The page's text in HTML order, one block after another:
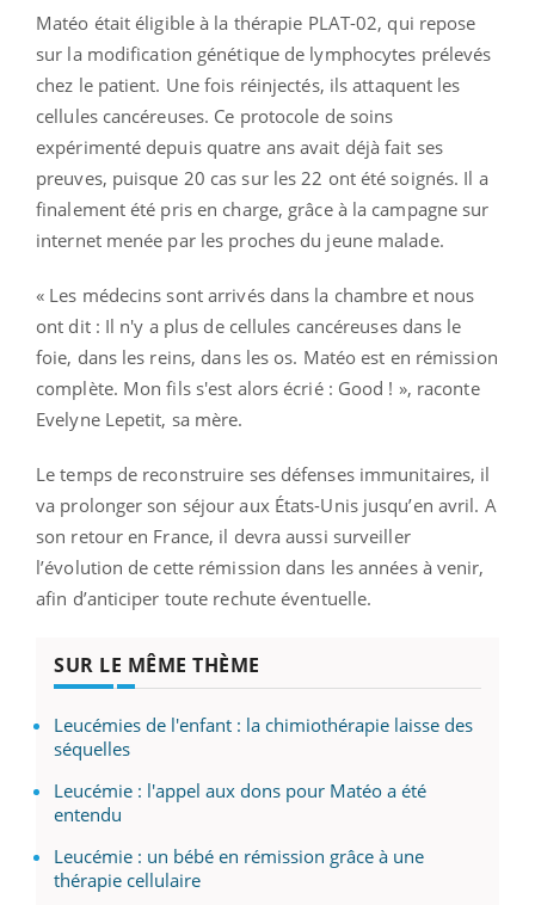
Matéo était éligible à la thérapie PLAT-02, qui repose
sur la modification génétique de lymphocytes prélevés
chez le patient. Une fois réinjectés, ils attaquent les
cellules cancéreuses. Ce protocole de soins
expérimenté depuis quatre ans avait déjà fait ses
preuves, puisque 20 cas sur les 22 ont été soignés. Il a
finalement été pris en charge, grâce à la campagne sur
internet menée par les proches du jeune malade.
« Les médecins sont arrivés dans la chambre et nous
ont dit : Il n'y a plus de cellules cancéreuses dans le
foie, dans les reins, dans les os. Matéo est en rémission
complète. Mon fils s'est alors écrié : Good ! », raconte
Evelyne Lepetit, sa mère.
Le temps de reconstruire ses défenses immunitaires, il
va prolonger son séjour aux États-Unis jusqu’en avril. A
son retour en France, il devra aussi surveiller
l’évolution de cette rémission dans les années à venir,
afin d’anticiper toute rechute éventuelle.
SUR LE MÊME THÈME
Leucémies de l'enfant : la chimiothérapie laisse des
séquelles
Leucémie : l'appel aux dons pour Matéo a été
entendu
Leucémie : un bébé en rémission grâce à une
thérapie cellulaire